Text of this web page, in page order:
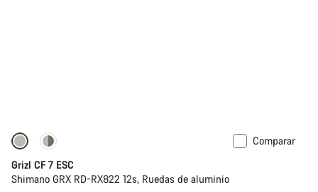
-11%
Comparar
Grizl CF 7 ESC
Shimano GRX RD-RX822 12s, Ruedas de aluminio